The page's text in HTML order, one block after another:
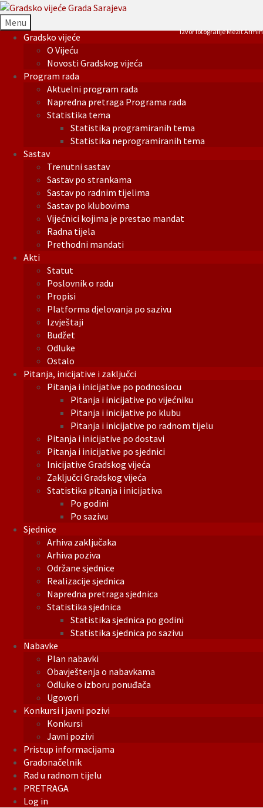
Menu
Gradsko vijeće
O Vijeću
Novosti Gradskog vijeća
Program rada
Aktuelni program rada
Napredna pretraga Programa rada
Statistika tema
Statistika programiranih tema
Statistika neprogramiranih tema
Sastav
Trenutni sastav
Sastav po strankama
Sastav po radnim tijelima
Sastav po klubovima
Vijećnici kojima je prestao mandat
Radna tijela
Prethodni mandati
Akti
Statut
Poslovnik o radu
Propisi
Platforma djelovanja po sazivu
Izvještaji
Budžet
Odluke
Ostalo
Pitanja, inicijative i zaključci
Pitanja i inicijative po podnosiocu
Pitanja i inicijative po vijećniku
Pitanja i inicijative po klubu
Pitanja i inicijative po radnom tijelu
Pitanja i inicijative po dostavi
Pitanja i inicijative po sjednici
Inicijative Gradskog vijeća
Zaključci Gradskog vijeća
Statistika pitanja i inicijativa
Po godini
Po sazivu
Sjednice
Arhiva zaključaka
Arhiva poziva
Održane sjednice
Realizacije sjednica
Napredna pretraga sjednica
Statistika sjednica
Statistika sjednica po godini
Statistika sjednica po sazivu
Nabavke
Plan nabavki
Obavještenja o nabavkama
Odluke o izboru ponuđača
Ugovori
Konkursi i javni pozivi
Konkursi
Javni pozivi
Pristup informacijama
Gradonačelnik
Rad u radnom tijelu
PRETRAGA
Log in
Izvor fotografije Mezit Armin